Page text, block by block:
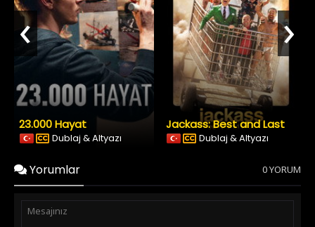
23.000 Hayat
Dublaj & Altyazı
Jackass: Best and Last
Dublaj & Altyazı
‹ ›
Yorumlar 0 YORUM